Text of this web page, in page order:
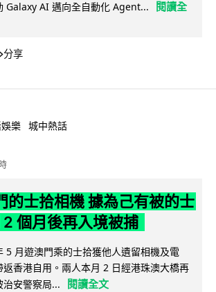
Galaxy AI 邁向全自動化 Agent...
閱讀全
分享
樂 城中熱話
的士拾相機 據為己有被的士
個月後再入境被捕
5 月遊澳門乘的士拾獲他人遺留相機及電
香港自用。兩人本月 2 日經港珠澳大橋再
安警察局...
閱讀全文